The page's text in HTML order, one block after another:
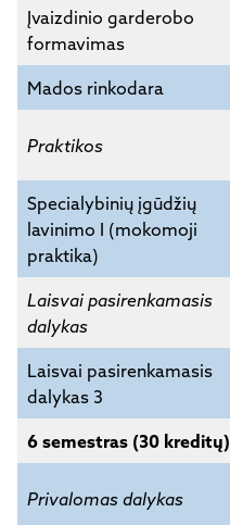
Įvaizdinio garderobo
formavimas
Mados rinkodara
Praktikos
Specialybinių įgūdžių
lavinimo I (mokomoji
praktika)
Laisvai pasirenkamasis
dalykas
Laisvai pasirenkamasis
dalykas 3
6 semestras (30 kreditų)
Privalomas dalykas